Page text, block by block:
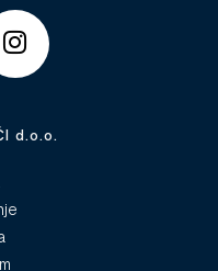
d.o.o.